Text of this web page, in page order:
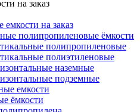
на заказ
емкости на заказ
полипропиленовые ёмкости
полипропиленовые
полиэтиленовые
наземные
подземные
емкости
ёмкости